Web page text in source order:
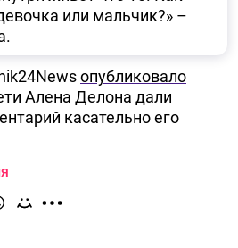
или мальчик?» –
опубликовало
Алена Делона дали
касательно его